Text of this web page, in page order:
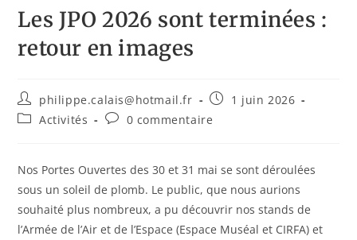
Les JPO 2026 sont terminées :
retour en images
philippe.calais@hotmail.fr
1 juin 2026
Activités
0 commentaire
Nos Portes Ouvertes des 30 et 31 mai se sont déroulées
sous un soleil de plomb. Le public, que nous aurions
souhaité plus nombreux, a pu découvrir nos stands de
l’Armée de l’Air et de l’Espace (Espace Muséal et CIRFA) et